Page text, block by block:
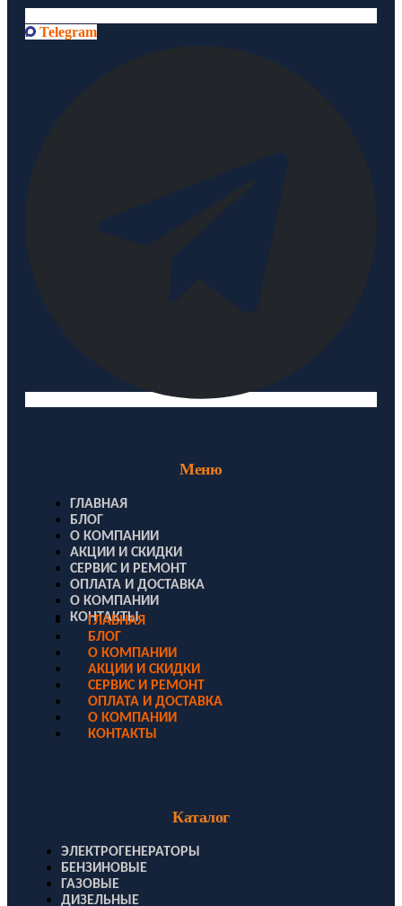
Telegram
Меню
ГЛАВНАЯ
БЛОГ
О КОМПАНИИ
АКЦИИ И СКИДКИ
СЕРВИС И РЕМОНТ
ОПЛАТА И ДОСТАВКА
О КОМПАНИИ
КОНТАКТЫ
ГЛАВНАЯ
БЛОГ
О КОМПАНИИ
АКЦИИ И СКИДКИ
СЕРВИС И РЕМОНТ
ОПЛАТА И ДОСТАВКА
О КОМПАНИИ
КОНТАКТЫ
Каталог
ЭЛЕКТРОГЕНЕРАТОРЫ
БЕНЗИНОВЫЕ
ГАЗОВЫЕ
ДИЗЕЛЬНЫЕ